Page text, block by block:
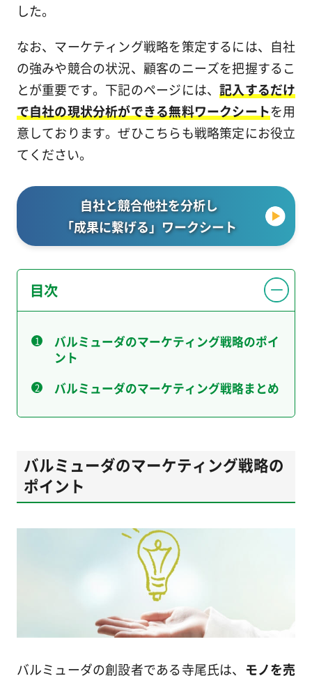
した。
なお、マーケティング戦略を策定するには、自社
の強みや競合の状況、顧客のニーズを把握するこ
とが重要です。下記のページには、記入するだけ
で自社の現状分析ができる無料ワークシートを用
意しております。ぜひこちらも戦略策定にお役立
てください。
自社と競合他社を分析し
「成果に繋げる」ワークシート
目次
バルミューダのマーケティング戦略のポイ
ント
バルミューダのマーケティング戦略まとめ
バルミューダのマーケティング戦略の
ポイント
バルミューダの創設者である寺尾氏は、 モノを売